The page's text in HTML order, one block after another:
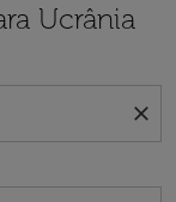
Ucrânia
close